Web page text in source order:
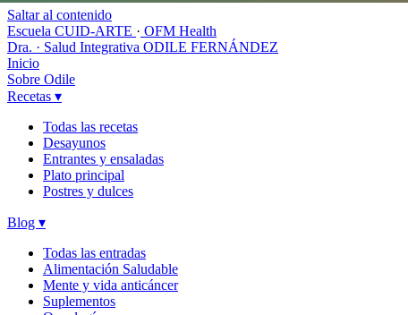
Saltar al contenido
Escuela CUID-ARTE · OFM Health
Dra. · Salud Integrativa ODILE FERNÁNDEZ
Inicio
Sobre Odile
Recetas ▾
Todas las recetas
Desayunos
Entrantes y ensaladas
Plato principal
Postres y dulces
Blog ▾
Todas las entradas
Alimentación Saludable
Mente y vida anticáncer
Suplementos